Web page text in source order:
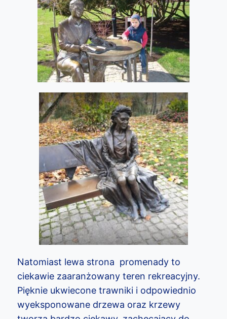
Natomiast lewa strona promenady to
ciekawie zaaranżowany teren rekreacyjny.
Pięknie ukwiecone trawniki i odpowiednio
wyeksponowane drzewa oraz krzewy